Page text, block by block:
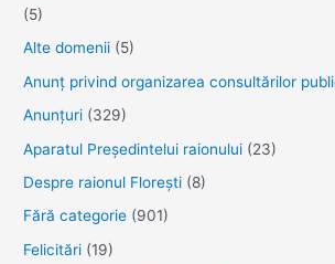
libertate
(5)
Alte domenii (5)
Anunţ privind organizarea consultărilor
Anunţuri (329)
Aparatul Preşedintelui raionului (23)
Despre raionul Floreşti (8)
Fără categorie (901)
Felicitări (19)